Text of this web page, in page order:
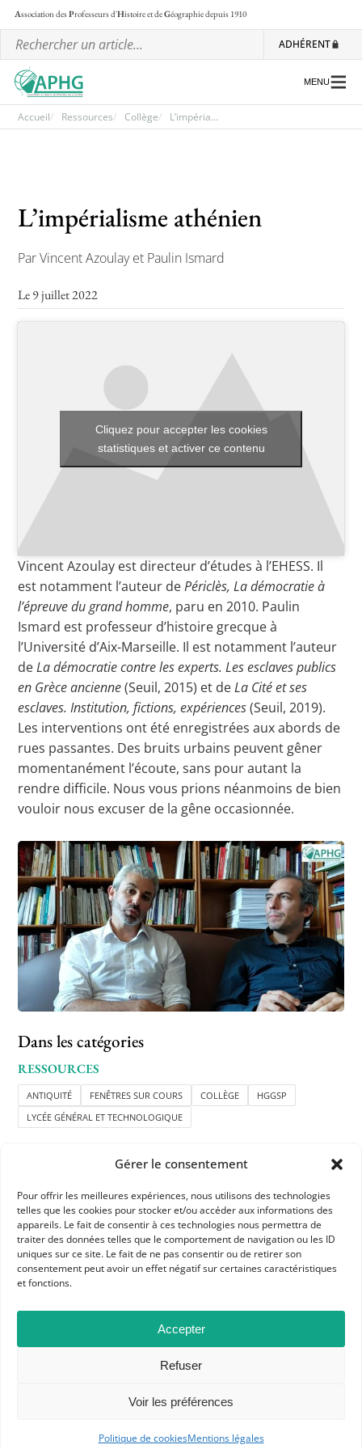
Gérer le consentement
Pour offrir les meilleures expériences, nous utilisons des technologies
telles que les cookies pour stocker et/ou accéder aux informations des
appareils. Le fait de consentir à ces technologies nous permettra de
traiter des données telles que le comportement de navigation ou les ID
uniques sur ce site. Le fait de ne pas consentir ou de retirer son
consentement peut avoir un effet négatif sur certaines caractéristiques
et fonctions.
Accepter
Refuser
Voir les préférences
Politique de cookiesMentions légales
Association desProfesseurs d'Histoire et deGéographiedepuis 1910
ADHÉRENT
Les ateliers nationaux
Communiqués et motions
Lettre d’information de l’APHG
L’APHG dans la presse
Toutes les actualités
Les rendez-vous de l’APHG
Critique d’ouvrages publiés
Culture
MENU
Accueil Ressources Collège L’impéria...
L’impérialisme athénien
Par Vincent Azoulay et Paulin Ismard
Le 9 juillet 2022
Cliquez pour accepter les cookies
statistiques et activer ce contenu
Vincent Azoulay est directeur d’études à l’EHESS. Il
est notamment l’auteur dePériclès, La démocratie à
l’épreuve du grand homme, paru en 2010. Paulin
Ismard est professeur d’histoire grecque à
l’Université d’Aix-Marseille. Il est notamment l’auteur
deLa démocratie contre les experts. Les esclaves publics
en Grèce ancienne(Seuil, 2015) et deLa Cité et ses
esclaves. Institution, fictions, expériences(Seuil, 2019).
Les interventions ont été enregistrées aux abords de
rues passantes. Des bruits urbains peuvent gêner
momentanément l’écoute, sans pour autant la
rendre difficile. Nous vous prions néanmoins de bien
vouloir nous excuser de la gêne occasionnée.
Dans les catégories
RESSOURCES
ANTIQUITÉ FENÊTRES SUR COURS COLLÈGE
HGGSP
LYCÉE GÉNÉRAL ET TECHNOLOGIQUE
APHG
Association des professeurs d'histoire et géographie
+ 33 0(1) 42 33 62 37
BP 6541 – 75065 Paris Cedex 02
MENTIONS LÉGALES